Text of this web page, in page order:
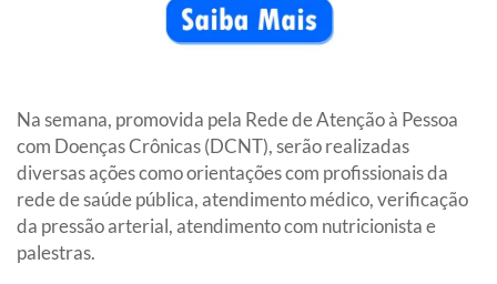
Na semana, promovida pela Rede de Atenção à Pessoa
com Doenças Crônicas (DCNT), serão realizadas
diversas ações como orientações com profissionais da
rede de saúde pública, atendimento médico, verificação
da pressão arterial, atendimento com nutricionista e
palestras.